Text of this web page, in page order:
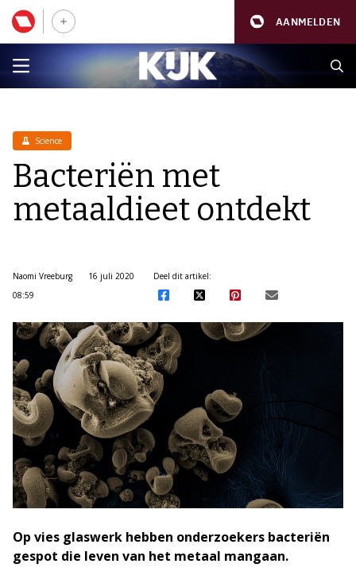
AANMELDEN
Science
Bacteriën met
metaaldieet ontdekt
Naomi Vreeburg
16 juli 2020
08:59
Deel dit artikel:
Op vies glaswerk hebben onderzoekers bacteriën
gespot die leven van het metaal mangaan.